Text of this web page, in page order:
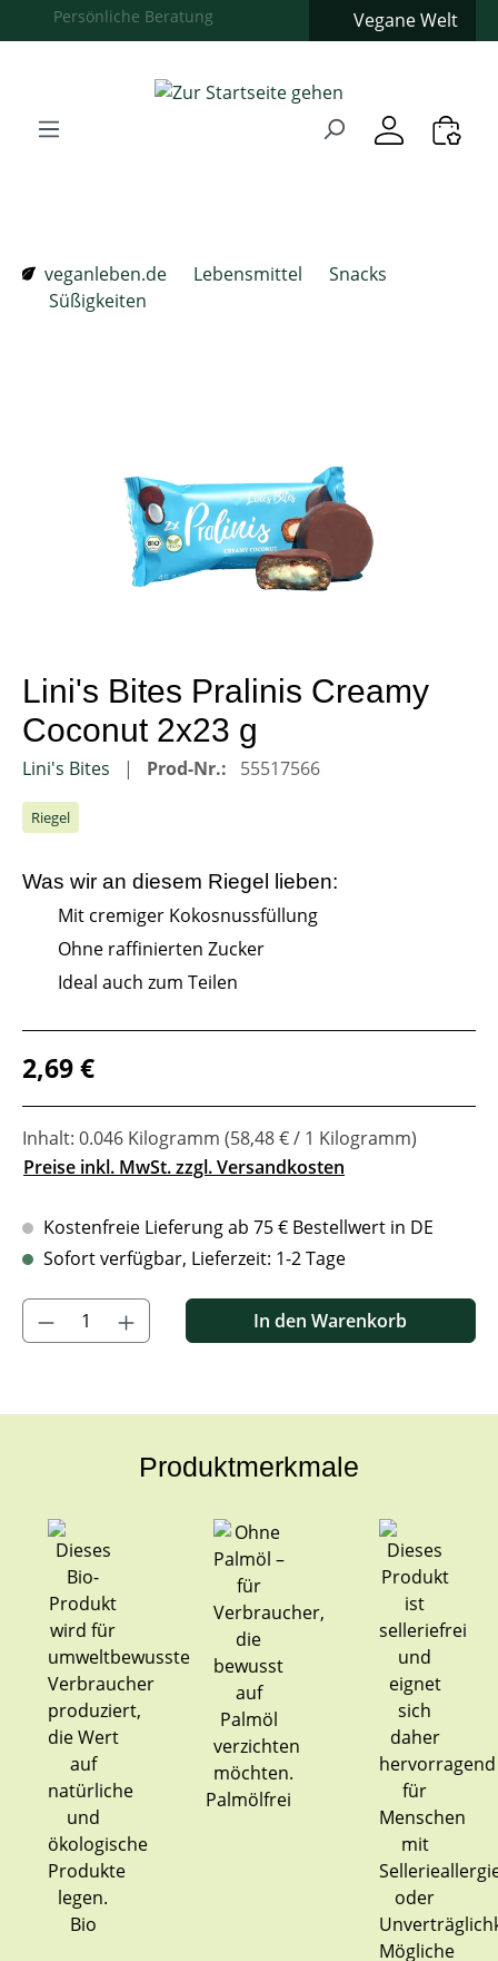
Zum Hauptinhalt springen
Zur Hauptnavigation springen
Vegane Welt
veganleben.de
Lebensmittel
Snacks
Süßigkeiten
Lini's Bites Pralinis Creamy
Coconut 2x23 g
Lini's Bites Prod-Nr.: 55517566
Riegel
Was wir an diesem Riegel lieben:
Mit cremiger Kokosnussfüllung
Ohne raffinierten Zucker
Ideal auch zum Teilen
Regulärer Preis:
2,69 €
Inhalt: 0.046 Kilogramm (58,48 € / 1 Kilogramm)
Preise inkl. MwSt. zzgl. Versandkosten
Kostenfreie Lieferung ab 75 € Bestellwert in DE
Sofort verfügbar, Lieferzeit: 1-2 Tage
Produkt Anzahl: Gib den gewünschten Wert ein oder benutze
In den Warenkorb
Produktmerkmale
Bio
Palmölfrei